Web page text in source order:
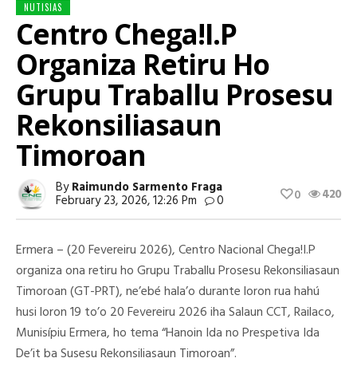
NUTISIAS
Centro Chega!I.P
Organiza Retiru Ho
Grupu Traballu Prosesu
Rekonsiliasaun
Timoroan
ByRaimundo Sarmento Fraga
February 23, 2026, 12:26 Pm 0 420
0
Ermera – (20 Fevereiru 2026), Centro Nacional Chega!I.P
organiza ona retiru ho Grupu Traballu Prosesu Rekonsiliasaun
Timoroan (GT-PRT), ne’ebé hala’o durante loron rua hahú
husi loron 19 to’o 20 Fevereiru 2026 iha Salaun CCT, Railaco,
Munisípiu Ermera, ho tema “Hanoin Ida no Prespetiva Ida
De’it ba Susesu Rekonsiliasaun Timoroan”.